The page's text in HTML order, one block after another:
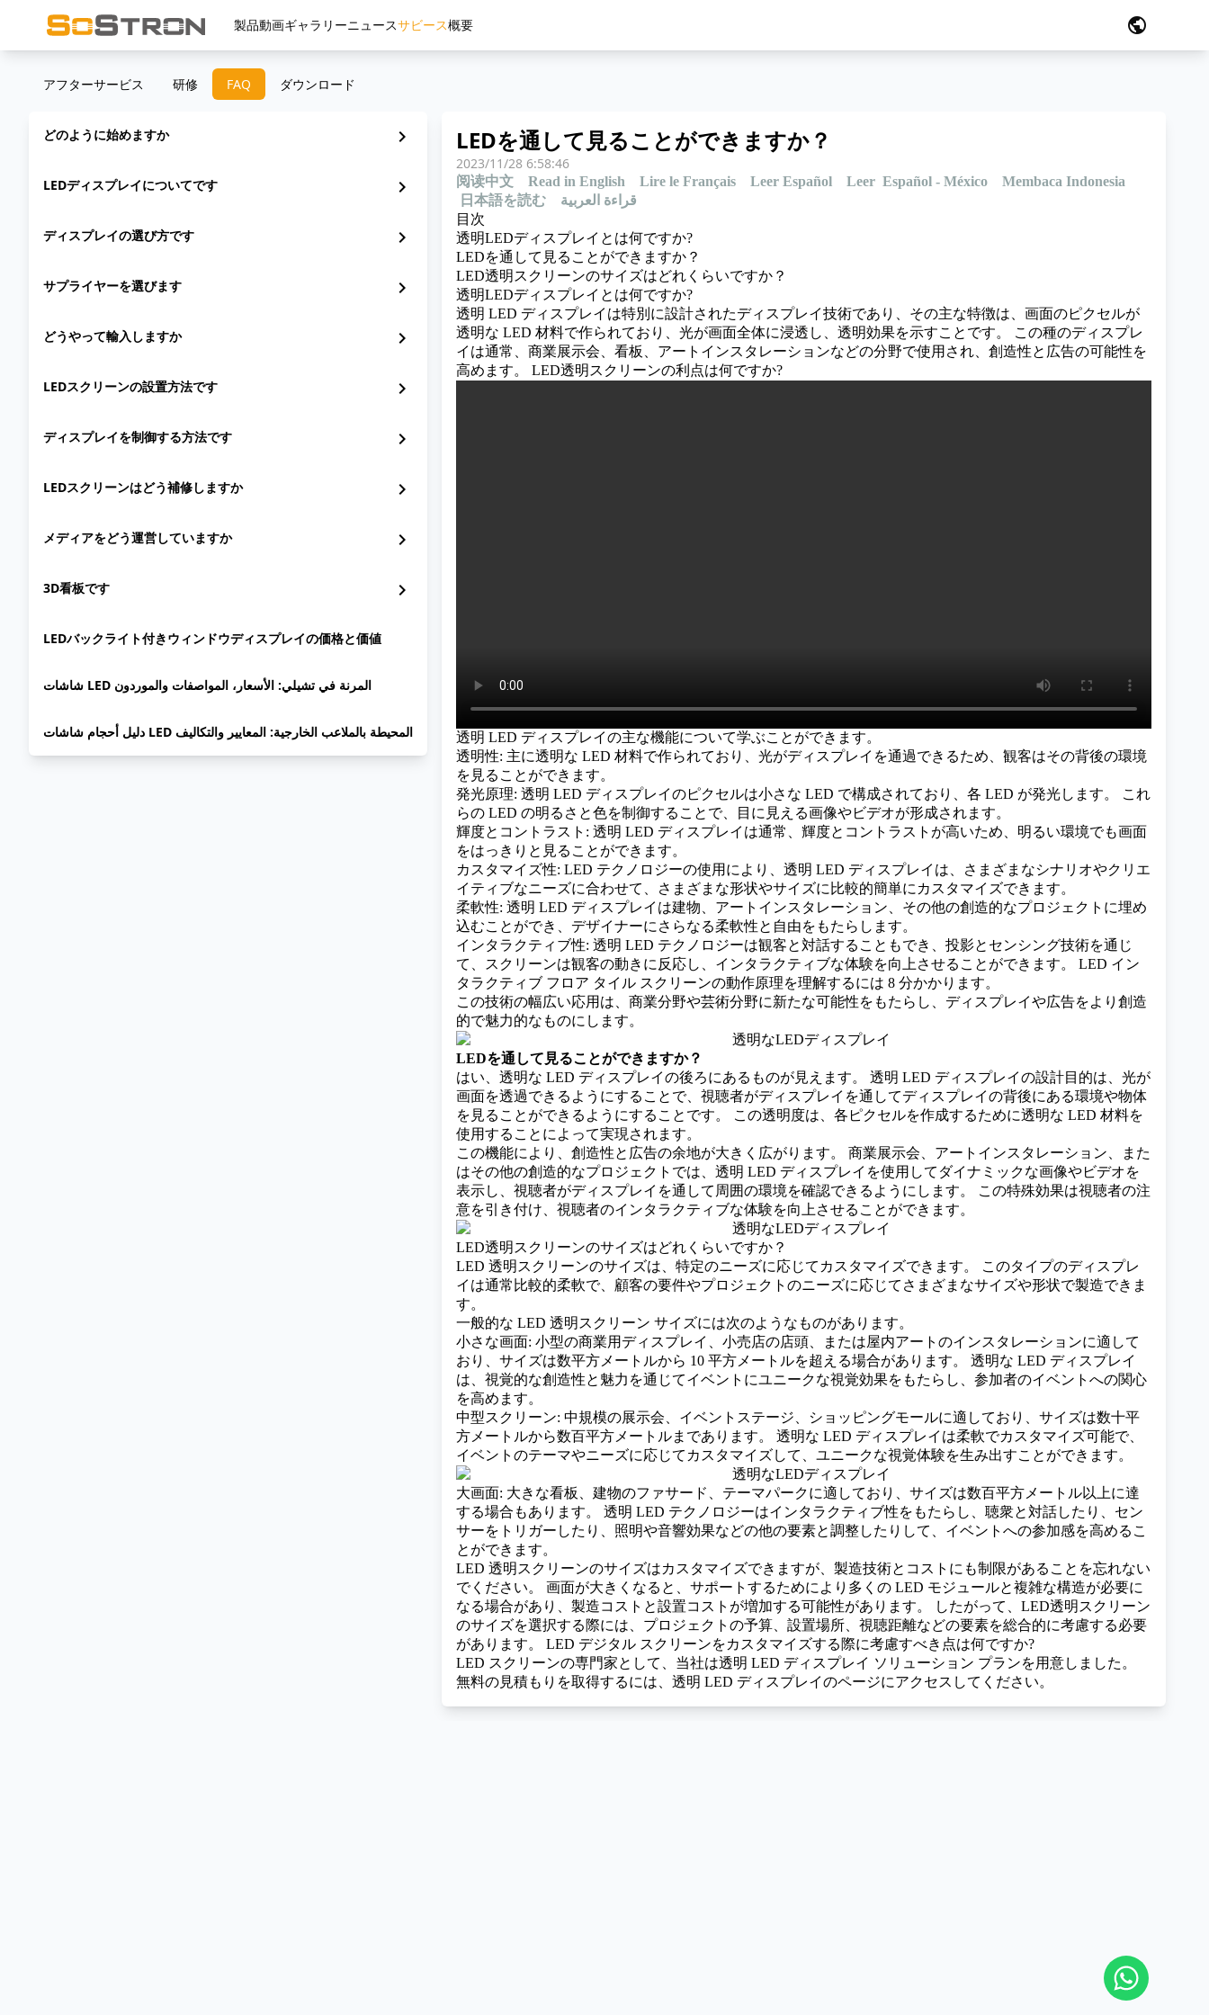
製品動画ギャラリーニュースサビース概要 public
アフターサービス 研修 FAQ ダウンロード
どのように始めますか chevron_right
LEDディスプレイについてです chevron_right
ディスプレイの選び方です chevron_right
サプライヤーを選びます chevron_right
どうやって輸入しますか chevron_right
LEDスクリーンの設置方法です chevron_right
ディスプレイを制御する方法です chevron_right
LEDスクリーンはどう補修しますか chevron_right
メディアをどう運営していますか chevron_right
3D看板です chevron_right
LEDバックライト付きウィンドウディスプレイの価格と価値
شاشات LED المرنة في تشيلي: الأسعار، المواصفات والموردون
دليل أحجام شاشات LED المحيطة بالملاعب الخارجية: المعايير والتكاليف
LEDを通して見ることができますか？
2023/11/28 6:58:46
阅读中文 Read in English Lire le Français Leer Español Leer Español - México
Membaca Indonesia
日本語を読む
قراءة العربية
目次
透明LEDディスプレイとは何ですか?
LEDを通して見ることができますか？
LED透明スクリーンのサイズはどれくらいですか？
透明LEDディスプレイとは何ですか?
透明 LED ディスプレイは特別に設計されたディスプレイ技術であり、その主な特徴は、画面のピクセルが
透明な LED 材料で作られており、光が画面全体に浸透し、透明効果を示すことです。 この種のディスプレ
イは通常、商業展示会、看板、アートインスタレーションなどの分野で使用され、創造性と広告の可能性を
高めます。 LED透明スクリーンの利点は何ですか?
透明 LED ディスプレイの主な機能について学ぶことができます。
透明性: 主に透明な LED 材料で作られており、光がディスプレイを通過できるため、観客はその背後の環境
を見ることができます。
発光原理: 透明 LED ディスプレイのピクセルは小さな LED で構成されており、各 LED が発光します。 これ
らの LED の明るさと色を制御することで、目に見える画像やビデオが形成されます。
輝度とコントラスト: 透明 LED ディスプレイは通常、輝度とコントラストが高いため、明るい環境でも画面
をはっきりと見ることができます。
カスタマイズ性: LED テクノロジーの使用により、透明 LED ディスプレイは、さまざまなシナリオやクリエ
イティブなニーズに合わせて、さまざまな形状やサイズに比較的簡単にカスタマイズできます。
柔軟性: 透明 LED ディスプレイは建物、アートインスタレーション、その他の創造的なプロジェクトに埋め
込むことができ、デザイナーにさらなる柔軟性と自由をもたらします。
インタラクティブ性: 透明 LED テクノロジーは観客と対話することもでき、投影とセンシング技術を通じ
て、スクリーンは観客の動きに反応し、インタラクティブな体験を向上させることができます。 LED イン
タラクティブ フロア タイル スクリーンの動作原理を理解するには 8 分かかります。
この技術の幅広い応用は、商業分野や芸術分野に新たな可能性をもたらし、ディスプレイや広告をより創造
的で魅力的なものにします。
LEDを通して見ることができますか？
はい、透明な LED ディスプレイの後ろにあるものが見えます。 透明 LED ディスプレイの設計目的は、光が
画面を透過できるようにすることで、視聴者がディスプレイを通してディスプレイの背後にある環境や物体
を見ることができるようにすることです。 この透明度は、各ピクセルを作成するために透明な LED 材料を
使用することによって実現されます。
この機能により、創造性と広告の余地が大きく広がります。 商業展示会、アートインスタレーション、また
はその他の創造的なプロジェクトでは、透明 LED ディスプレイを使用してダイナミックな画像やビデオを
表示し、視聴者がディスプレイを通して周囲の環境を確認できるようにします。 この特殊効果は視聴者の注
意を引き付け、視聴者のインタラクティブな体験を向上させることができます。
LED透明スクリーンのサイズはどれくらいですか？
LED 透明スクリーンのサイズは、特定のニーズに応じてカスタマイズできます。 このタイプのディスプレ
イは通常比較的柔軟で、顧客の要件やプロジェクトのニーズに応じてさまざまなサイズや形状で製造できま
す。
一般的な LED 透明スクリーン サイズには次のようなものがあります。
小さな画面: 小型の商業用ディスプレイ、小売店の店頭、または屋内アートのインスタレーションに適して
おり、サイズは数平方メートルから 10 平方メートルを超える場合があります。 透明な LED ディスプレイ
は、視覚的な創造性と魅力を通じてイベントにユニークな視覚効果をもたらし、参加者のイベントへの関心
を高めます。
中型スクリーン: 中規模の展示会、イベントステージ、ショッピングモールに適しており、サイズは数十平
方メートルから数百平方メートルまであります。 透明な LED ディスプレイは柔軟でカスタマイズ可能で、
イベントのテーマやニーズに応じてカスタマイズして、ユニークな視覚体験を生み出すことができます。
大画面: 大きな看板、建物のファサード、テーマパークに適しており、サイズは数百平方メートル以上に達
する場合もあります。 透明 LED テクノロジーはインタラクティブ性をもたらし、聴衆と対話したり、セン
サーをトリガーしたり、照明や音響効果などの他の要素と調整したりして、イベントへの参加感を高めるこ
とができます。
LED 透明スクリーンのサイズはカスタマイズできますが、製造技術とコストにも制限があることを忘れない
でください。 画面が大きくなると、サポートするためにより多くの LED モジュールと複雑な構造が必要に
なる場合があり、製造コストと設置コストが増加する可能性があります。 したがって、LED透明スクリーン
のサイズを選択する際には、プロジェクトの予算、設置場所、視聴距離などの要素を総合的に考慮する必要
があります。 LED デジタル スクリーンをカスタマイズする際に考慮すべき点は何ですか?
LED スクリーンの専門家として、当社は透明 LED ディスプレイ ソリューション プランを用意しました。
無料の見積もりを取得するには、透明 LED ディスプレイのページにアクセスしてください。